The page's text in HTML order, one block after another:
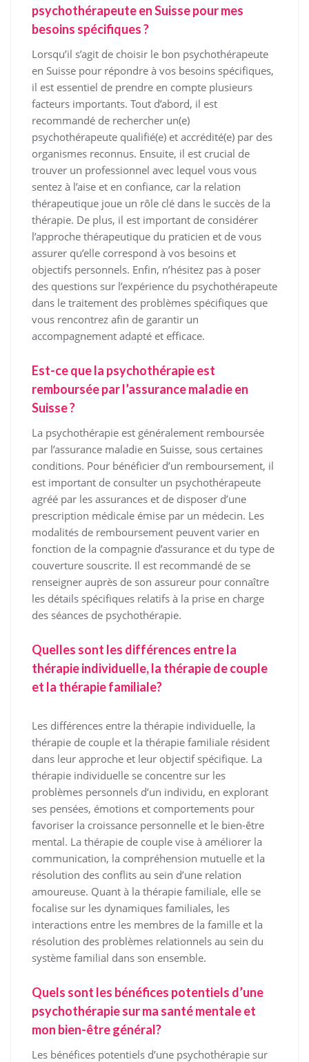
psychothérapeute en Suisse pour mes
besoins spécifiques ?
Lorsqu’il s’agit de choisir le bon psychothérapeute
en Suisse pour répondre à vos besoins spécifiques,
il est essentiel de prendre en compte plusieurs
facteurs importants. Tout d’abord, il est
recommandé de rechercher un(e)
psychothérapeute qualifié(e) et accrédité(e) par des
organismes reconnus. Ensuite, il est crucial de
trouver un professionnel avec lequel vous vous
sentez à l’aise et en confiance, car la relation
thérapeutique joue un rôle clé dans le succès de la
thérapie. De plus, il est important de considérer
l’approche thérapeutique du praticien et de vous
assurer qu’elle correspond à vos besoins et
objectifs personnels. Enfin, n’hésitez pas à poser
des questions sur l’expérience du psychothérapeute
dans le traitement des problèmes spécifiques que
vous rencontrez afin de garantir un
accompagnement adapté et efficace.
Est-ce que la psychothérapie est
remboursée par l’assurance maladie en
Suisse ?
La psychothérapie est généralement remboursée
par l’assurance maladie en Suisse, sous certaines
conditions. Pour bénéficier d’un remboursement, il
est important de consulter un psychothérapeute
agréé par les assurances et de disposer d’une
prescription médicale émise par un médecin. Les
modalités de remboursement peuvent varier en
fonction de la compagnie d’assurance et du type de
couverture souscrite. Il est recommandé de se
renseigner auprès de son assureur pour connaître
les détails spécifiques relatifs à la prise en charge
des séances de psychothérapie.
Quelles sont les différences entre la
thérapie individuelle, la thérapie de couple
et la thérapie familiale?
Les différences entre la thérapie individuelle, la
thérapie de couple et la thérapie familiale résident
dans leur approche et leur objectif spécifique. La
thérapie individuelle se concentre sur les
problèmes personnels d’un individu, en explorant
ses pensées, émotions et comportements pour
favoriser la croissance personnelle et le bien-être
mental. La thérapie de couple vise à améliorer la
communication, la compréhension mutuelle et la
résolution des conflits au sein d’une relation
amoureuse. Quant à la thérapie familiale, elle se
focalise sur les dynamiques familiales, les
interactions entre les membres de la famille et la
résolution des problèmes relationnels au sein du
système familial dans son ensemble.
Quels sont les bénéfices potentiels d’une
psychothérapie sur ma santé mentale et
mon bien-être général?
Les bénéfices potentiels d’une psychothérapie sur